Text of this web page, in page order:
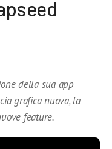
della sua app
grafica nuova, la
feature.